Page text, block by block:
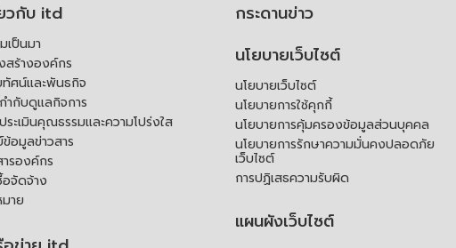
วกับ itd
เป็นมา
สร้างองค์กร
ศน์และพันธกิจ
ำกับดูแลกิจการ
ระเมินคุณธรรมและความโปร่งใส
อมูลข่าวสาร
รองค์กร
จัดจ้าง
าย
กระดานข่าว
นโยบายเว็บไซต์
นโยบายเว็บไซต์
นโยบายการใช้คุกกี้
นโยบายการคุ้มครองข้อมูลส่วนบุคคล
นโยบายการรักษาความมั่นคงปลอดภัย
เว็บไซต์
การปฏิเสธความรับผิด
แผนผังเว็บไซต์